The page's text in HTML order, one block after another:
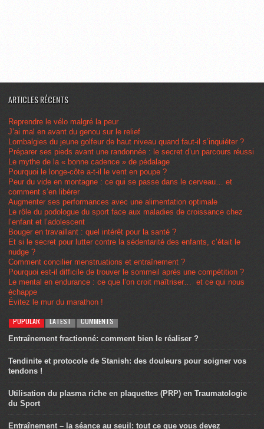
ARTICLES RÉCENTS
Reprendre le vélo malgré la peur
J’ai mal en avant du genou sur le relief
Lombalgies du jeune golfeur de haut niveau quand faut-il s’inquiéter ?
Préparer ses pieds avant une randonnée : le secret d’un parcours réussi
Le mythe de la « bonne cadence » de pédalage
Pourquoi le longe-côte a-t-il le vent en poupe ?
Peur du vide en montagne : ce qui se passe dans le cerveau… et
comment s’en libérer
Augmenter ses performances avec une alimentation optimale
Le rôle du podologue du sport face aux maladies de croissance chez
l’enfant et l’adolescent
Bouger en travaillant : quel intérêt pour la santé ?
Et si le secret pour lutter contre la sédentarité des enfants, c’était le
nudge ?
Comment concilier menstruations et entraînement ?
Pourquoi est-il difficile de trouver le sommeil après une compétition ?
Le mental en endurance : ce que l’on croit maîtriser… et ce qui nous
échappe
Évitez le mur du marathon !
POPULAR LATEST COMMENTS
Entraînement fractionné: comment bien le réaliser ?
Tendinite et protocole de Stanish: des douleurs pour soigner vos
tendons !
Utilisation du plasma riche en plaquettes (PRP) en Traumatologie
du Sport
Entraînement – la séance au seuil: tout ce que vous devez